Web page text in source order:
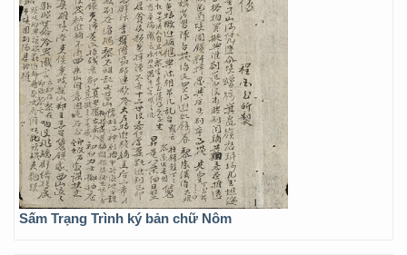
Sấm Trạng Trình ký bản chữ Nôm